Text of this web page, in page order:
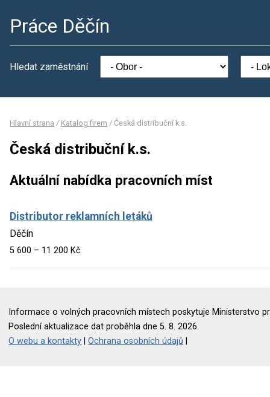
Práce Děčín
Hledat zaměstnání
Hlavní strana / Katalog firem / Česká distribuční k.s.
Česká distribuční k.s.
Aktuální nabídka pracovních míst
Distributor reklamních letáků
Děčín
5 600 – 11 200 Kč
Informace o volných pracovních místech poskytuje Ministerstvo
Poslední aktualizace dat proběhla dne 5. 8. 2026.
O webu a kontakty |Ochrana osobních údajů